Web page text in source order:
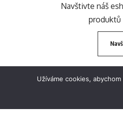
Navštivte náš
produktů
Užíváme cookies,